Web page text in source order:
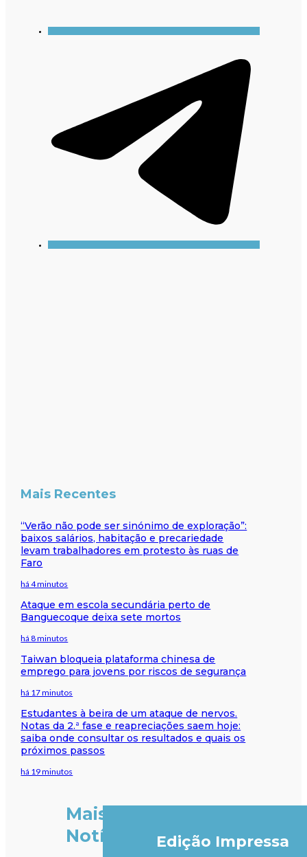
Mais Recentes
“Verão não pode ser sinónimo de exploração”:
baixos salários, habitação e precariedade
levam trabalhadores em protesto às ruas de
Faro
há 4 minutos
Ataque em escola secundária perto de
Banguecoque deixa sete mortos
há 8 minutos
Taiwan bloqueia plataforma chinesa de
emprego para jovens por riscos de segurança
há 17 minutos
Estudantes à beira de um ataque de nervos.
Notas da 2.ª fase e reapreciações saem hoje:
saiba onde consultar os resultados e quais os
próximos passos
há 19 minutos
Mais
Notícias
Edição Impressa